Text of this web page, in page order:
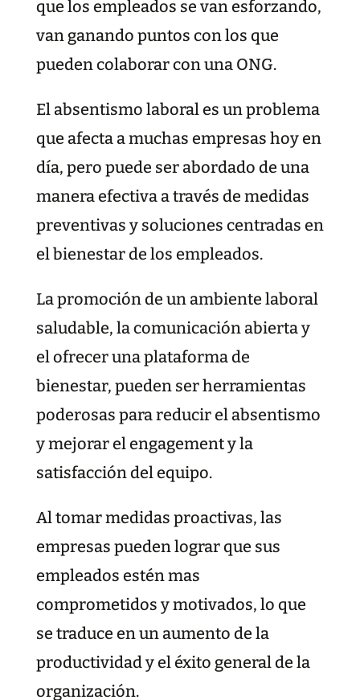
que los empleados se van esforzando,
van ganando puntos con los que
pueden colaborar con una ONG.
El absentismo laboral es un problema
que afecta a muchas empresas hoy en
día, pero puede ser abordado de una
manera efectiva a través de medidas
preventivas y soluciones centradas en
el bienestar de los empleados.
La promoción de un ambiente laboral
saludable, la comunicación abierta y
el ofrecer una plataforma de
bienestar, pueden ser herramientas
poderosas para reducir el absentismo
y mejorar el engagement y la
satisfacción del equipo.
Al tomar medidas proactivas, las
empresas pueden lograr que sus
empleados estén mas
comprometidos y motivados, lo que
se traduce en un aumento de la
productividad y el éxito general de la
organización.